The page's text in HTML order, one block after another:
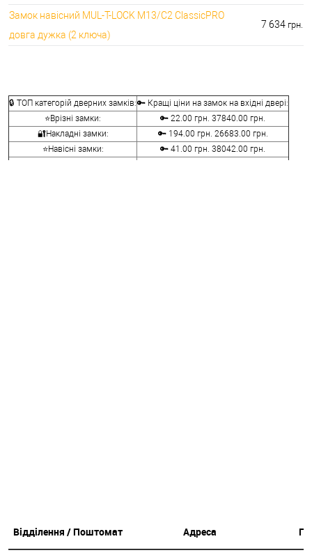
Замок навісний MUL-T-LOCK M13/C2 ClassicPRO
довга дужка (2 ключа)
7 634 грн.
🔒 ТОП категорій дверних замків:🔑 Кращі ціни на замок на вхідні двері:
⭐Врізні замки:
🔑 22.00 грн. 37840.00 грн.
🔐Накладні замки:
🔑 194.00 грн. 26683.00 грн.
⭐Навісні замки:
🔑 41.00 грн. 38042.00 грн.
Відділення / Поштомат Адреса